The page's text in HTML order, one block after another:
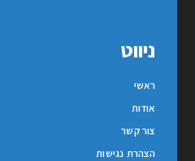
ניווט
ראשי
אודות
צור קשר
הצהרת נגישות